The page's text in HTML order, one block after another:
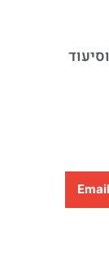
Email